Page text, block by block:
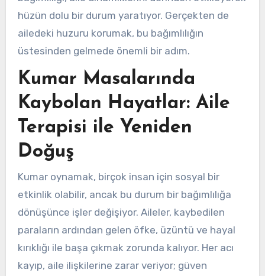
hüzün dolu bir durum yaratıyor. Gerçekten de
ailedeki huzuru korumak, bu bağımlılığın
üstesinden gelmede önemli bir adım.
Kumar Masalarında
Kaybolan Hayatlar: Aile
Terapisi ile Yeniden
Doğuş
Kumar oynamak, birçok insan için sosyal bir
etkinlik olabilir, ancak bu durum bir bağımlılığa
dönüşünce işler değişiyor. Aileler, kaybedilen
paraların ardından gelen öfke, üzüntü ve hayal
kırıklığı ile başa çıkmak zorunda kalıyor. Her acı
kayıp, aile ilişkilerine zarar veriyor; güven